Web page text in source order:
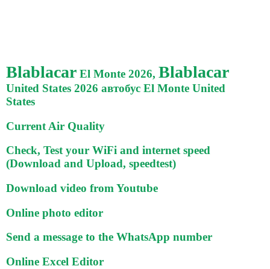
Blablacar El Monte 2026, Blablacar
United States 2026 автобус El Monte United
States
Current Air Quality
Check, Test your WiFi and internet speed
(Download and Upload, speedtest)
Download video from Youtube
Online photo editor
Send a message to the WhatsApp number
Online Excel Editor